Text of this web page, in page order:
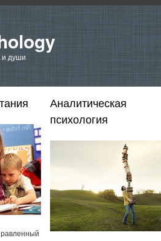
и души
Аналитическая
психология